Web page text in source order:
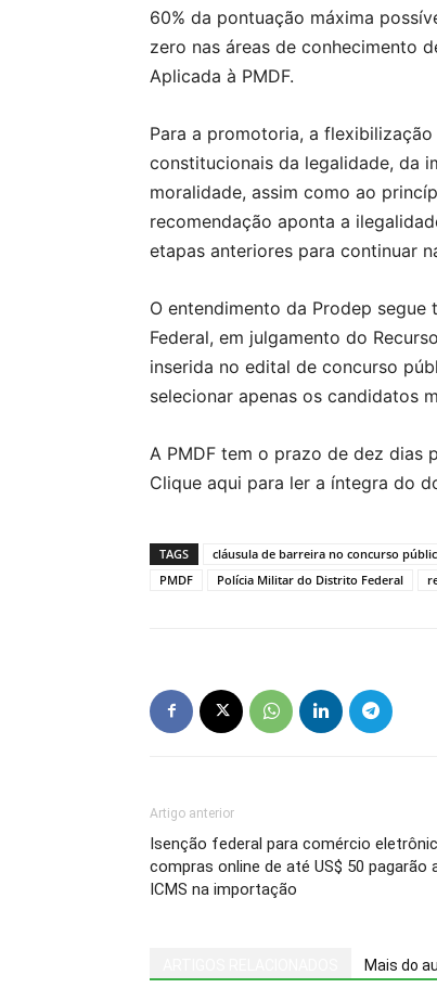
60% da pontuação máxima
zero nas áreas de conhecimento
Aplicada à PMDF.
Para a promotoria, a
constitucionais da legalidade, da
moralidade, assim como ao
recomendação aponta a
etapas anteriores para continuar
O entendimento da Prodep
Federal, em julgamento do
inserida no edital de concurso
selecionar apenas os candidatos
A PMDF tem o prazo de dez dias
Clique aqui para ler a íntegra do
TAGS cláusula de barreira no concurso
PMDF
Polícia Militar do Distrito Federal
Artigo anterior
Isenção federal para comércio
compras online de até US$ 50 pagarão
ICMS na importação
Mais do